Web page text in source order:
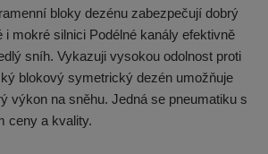
bloky dezénu zabezpečují dobrý
mokré silnici Podélné kanály efektivně
sníh. Vykazuji vysokou odolnost proti
blokový symetrický dezén umožňuje
výkon na sněhu. Jedná se pneumatiku s
ceny a kvality.